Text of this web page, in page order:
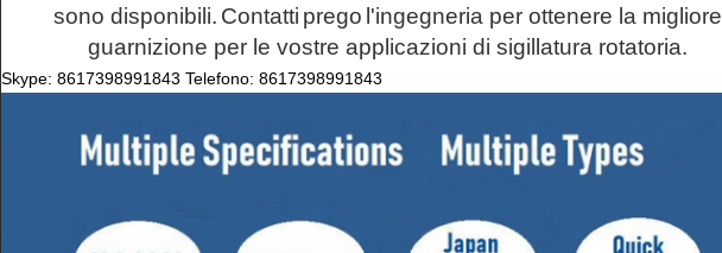
sono disponibili. Contatti prego l'ingegneriaper ottenere la migliore
guarnizione per le vostre applicazioni di sigillatura rotatoria.
Skype: 8617398991843 Telefono: 8617398991843